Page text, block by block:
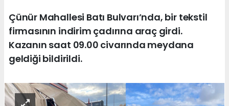
Çünür Mahallesi Batı Bulvarı’nda, bir tekstil
firmasının indirim çadırına araç girdi.
Kazanın saat 09.00 civarında meydana
geldiği bildirildi.